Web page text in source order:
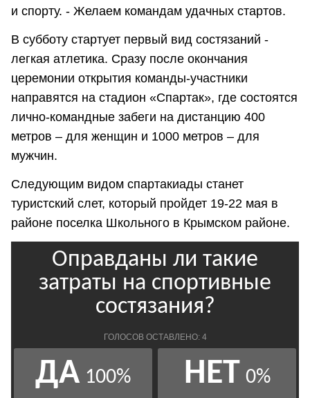
и спорту. - Желаем командам удачных стартов.
В субботу стартует первый вид состязаний -
легкая атлетика. Сразу после окончания
церемонии открытия команды-участники
направятся на стадион «Спартак», где состоятся
лично-командные забеги на дистанцию 400
метров – для женщин и 1000 метров – для
мужчин.
Следующим видом спартакиады станет
туристский слет, который пройдет 19-22 мая в
районе поселка Школьного в Крымском районе.